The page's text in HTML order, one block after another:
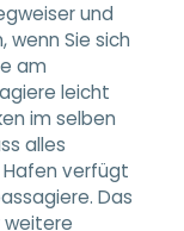
und
wenn Sie sich
am
leicht
im selben
alles
verfügt
Das
weitere